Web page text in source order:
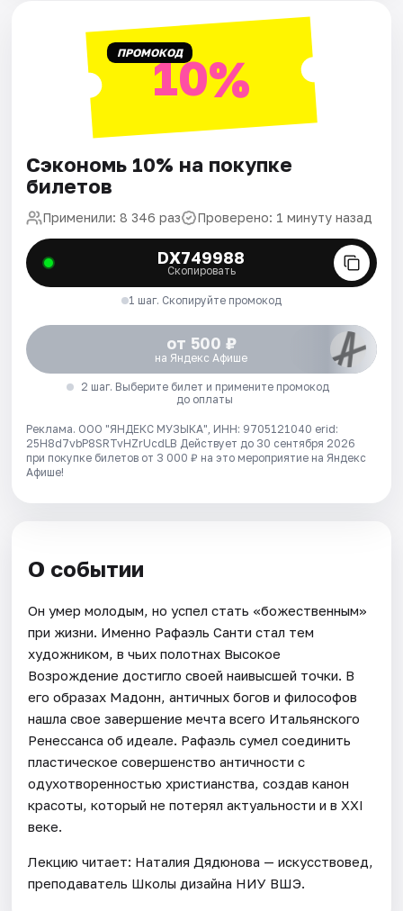
ПРОМОКОД10%
Сэкономь 10% на покупке
билетов
Применили: 8 346 раз Проверено: 1 минуту назад
DX749988
Скопировать
1 шаг. Скопируйте промокод
от 500 ₽
на Яндекс Афише
2 шаг. Выберите билет и примените промокод
до оплаты
Реклама. ООО "ЯНДЕКС МУЗЫКА", ИНН: 9705121040 erid:
25H8d7vbP8SRTvHZrUcdLB Действует до 30 сентября 2026
при покупке билетов от 3 000 ₽ на это мероприятие на Яндекс
Афише!
О событии
Он умер молодым, но успел стать «божественным»
при жизни. Именно Рафаэль Санти стал тем
художником, в чьих полотнах Высокое
Возрождение достигло своей наивысшей точки. В
его образах Мадонн, античных богов и философов
нашла свое завершение мечта всего Итальянского
Ренессанса об идеале. Рафаэль сумел соединить
пластическое совершенство античности с
одухотворенностью христианства, создав канон
красоты, который не потерял актуальности и в XXI
веке.
Лекцию читает: Наталия Дядюнова — искусствовед,
преподаватель Школы дизайна НИУ ВШЭ.